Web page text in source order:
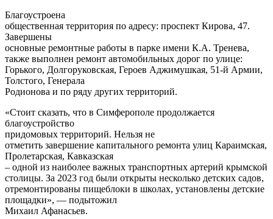
Благоустроена
общественная территория по адресу: проспект Кирова, 47.
Завершены
основные ремонтные работы в парке имени К.А. Тренева,
также выполнен ремонт автомобильных дорог по улице:
Горького, Долгоруковская, Героев Аджимушкая, 51-й Армии,
Толстого, Генерала
Родионова и по ряду других территорий.
«Стоит сказать, что в Симферополе продолжается
благоустройство
придомовых территорий. Нельзя не
отметить завершение капитального ремонта улиц Караимская,
Пролетарская, Кавказская
– одной из наиболее важных транспортных артерий крымской
столицы. За 2023 год были открыты несколько детских садов,
отремонтированы пищеблоки в школах, установлены детские
площадки», — подытожил
Михаил Афанасьев.